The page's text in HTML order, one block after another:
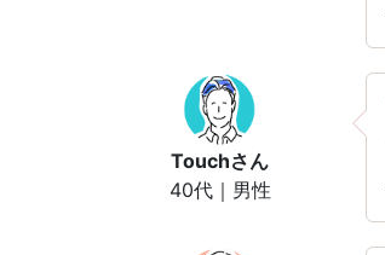
Touchさん
40代｜男性